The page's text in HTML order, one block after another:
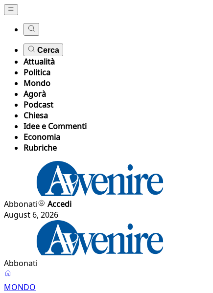
Cerca
Attualità
Politica
Mondo
Agorà
Podcast
Chiesa
Idee e Commenti
Economia
Rubriche
Abbonati
Accedi
August 6, 2026
Abbonati
MONDO